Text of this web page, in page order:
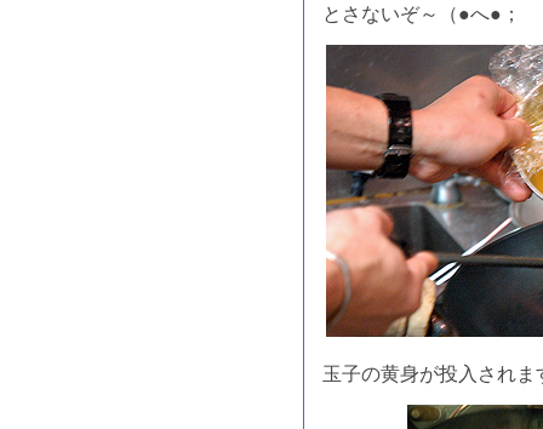
とさないぞ～（●へ●；
玉子の黄身が投入され